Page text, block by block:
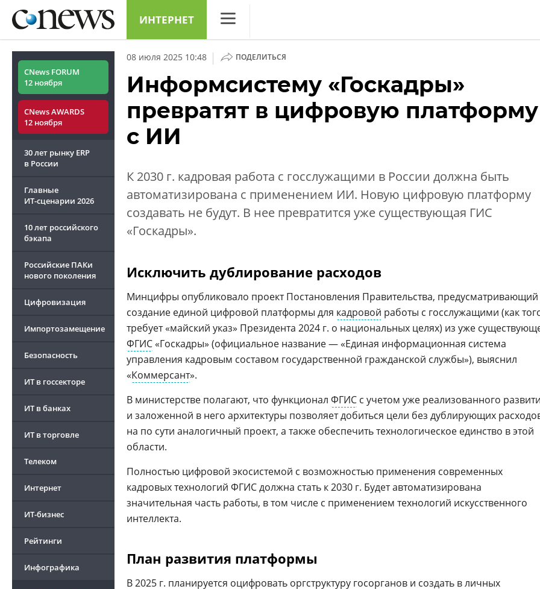
ИНТЕРНЕТ
Конференции
Маркет
CNews FORUM
12 ноября
CNews AWARDS
12 ноября
30 лет рынку ERP
в России
Главные
ИТ-сценарии 2026
10 лет российского
бэкапа
Российские ПАКи
нового поколения
Цифровизация
Импортозамещение
Безопасность
ИТ в госсекторе
ИТ в банках
ИТ в торговле
Телеком
Интернет
ИТ-бизнес
Рейтинги
Инфографика
08 июля 2025 10:48 | ПОДЕЛИТЬСЯ
Информсистему «Госкадры»
превратят в цифровую платформу
с ИИ
К 2030 г. кадровая работа с госслужащими в России должна быть
автоматизирована с применением ИИ. Новую цифровую платформу
создавать не будут. В нее превратится уже существующая ГИС
«Госкадры».
Исключить дублирование расходов
Минцифры опубликовало проект Постановления Правительства, предусматривающий
создание единой цифровой платформы для кадровой работы с госслужащими (как
требует «майский указ» Президента 2024 г. о национальных целях) из уже
ФГИС «Госкадры» (официальное название — «Единая информационная система
управления кадровым составом государственной гражданской службы»), выяснил
«Коммерсант».
В министерстве полагают, что функционал ФГИС с учетом уже реализованного
и заложенной в него архитектуры позволяет добиться цели без дублирующих
на по сути аналогичный проект, а также обеспечить технологическое единство в этой
области.
Полностью цифровой экосистемой с возможностью применения современных
кадровых технологий ФГИС должна стать к 2030 г. Будет автоматизирована
значительная часть работы, в том числе с применением технологий искусственного
интеллекта.
План развития платформы
В 2025 г. планируется оцифровать оргструктуру госорганов и создать в личных